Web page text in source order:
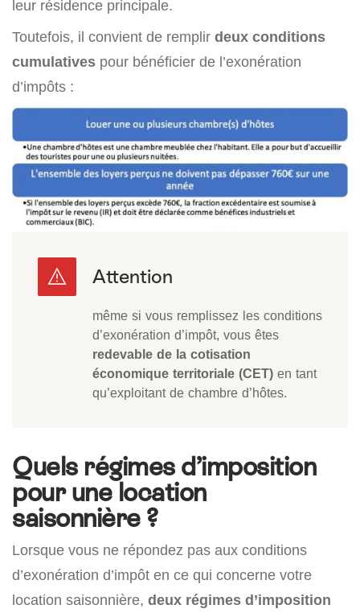
leur résidence principale.
Toutefois, il convient de remplir deux conditions
cumulatives pour bénéficier de l’exonération
d’impôts :
même si vous remplissez les conditions
d’exonération d’impôt, vous êtes
redevable de la cotisation
économique territoriale (CET) en tant
qu’exploitant de chambre d’hôtes.
Quels régimes d’imposition
pour une location
saisonnière ?
Lorsque vous ne répondez pas aux conditions
d’exonération d’impôt en ce qui concerne votre
location saisonnière, deux régimes d’imposition